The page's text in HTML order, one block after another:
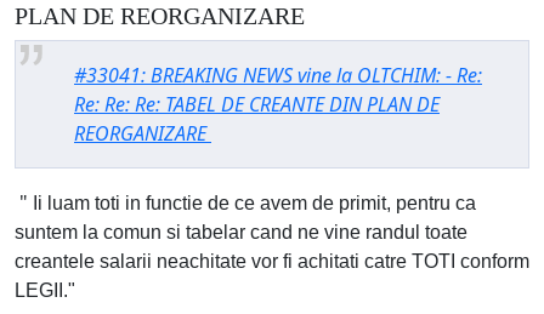
PLAN DE REORGANIZARE
#33041: BREAKING NEWS vine la OLTCHIM: - Re:
Re: Re: Re: TABEL DE CREANTE DIN PLAN DE
REORGANIZARE
" Ii luam toti in functie de ce avem de primit, pentru ca
suntem la comun si tabelar cand ne vine randul toate
creantele salarii neachitate vor fi achitati catre TOTI conform
LEGII."